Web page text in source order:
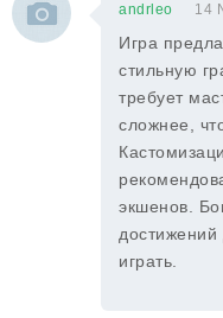
andrleo 14
Игра
стильную
требует
сложнее,
экшенов.
играть.